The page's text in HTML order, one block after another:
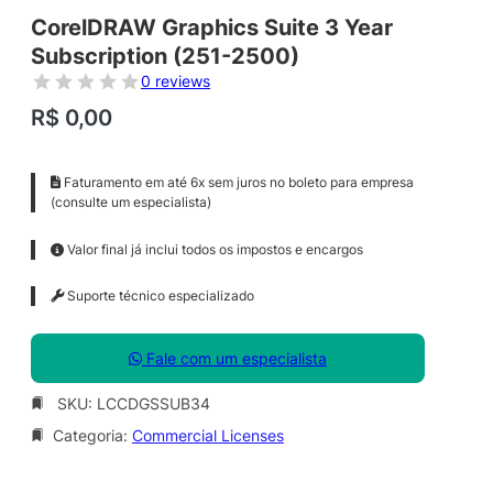
CorelDRAW Graphics Suite 3 Year
Subscription (251-2500)
0 reviews
R$ 0,00
Faturamento em até 6x sem juros no boleto para empresa
(consulte um especialista)
Valor final já inclui todos os impostos e encargos
Suporte técnico especializado
Fale com um especialista
SKU: LCCDGSSUB34
Categoria: Commercial Licenses